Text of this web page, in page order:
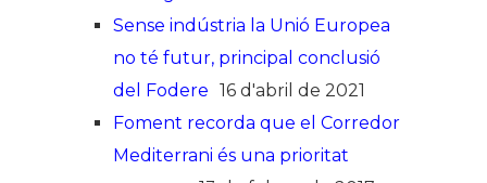
l’energia
21 d'octubre de 2022
Sense indústria la Unió Europea
no té futur, principal conclusió
16 d'abril de 2021
Foment recorda que el Corredor
Mediterrani és una prioritat